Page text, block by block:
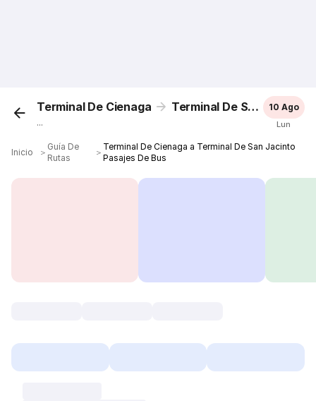
Terminal De Cienaga Terminal De San Jacinto
...
10 Ago
Lun
Inicio ＞
Guía De
Rutas
＞
Terminal De Cienaga a Terminal De San Jacinto
Pasajes De Bus